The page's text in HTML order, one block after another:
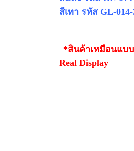
สีเทา รหัส GL-
*สินค้าเหมือนแบบ
Real Display